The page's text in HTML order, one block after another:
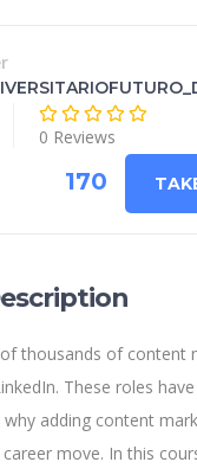
0 Reviews
170
thousands of content
These roles
why adding content
move. In this